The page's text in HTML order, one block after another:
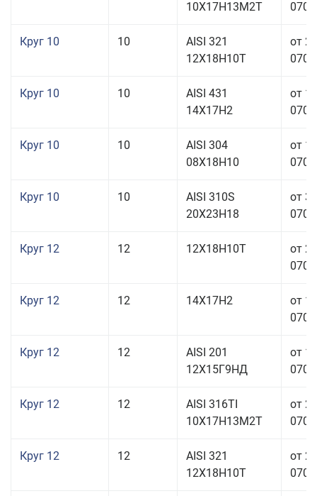
10Х17Н13М2Т
Круг 10 10
AISI 321
12Х18Н10Т
от
Круг 10 10
AISI 431
14Х17Н2
от
Круг 10 10
AISI 304
08Х18Н10
от
Круг 10 10
AISI 310S
20Х23Н18
от
Круг 12 12 12Х18Н10Т
от
Круг 12 12 14Х17Н2
от
Круг 12 12
AISI 201
12Х15Г9НД
от
Круг 12 12
AISI 316TI
10Х17Н13М2Т
от
Круг 12 12
AISI 321
12Х18Н10Т
от